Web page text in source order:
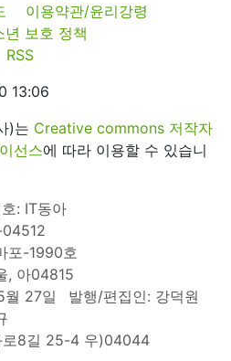
이용약관/윤리강령
년 보호 정책
RSS
13:06
)는 Creative commons 저작자
선스에 따라 이용할 수 있습니
: IT동아
포-1990호
, 아04815
월 27일
발행/편집인: 강덕원
로8길 25-4 우)04044